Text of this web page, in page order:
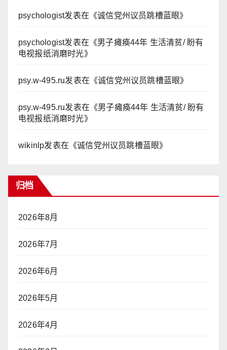
psychologist发表在《诚信党州议员跳槽蓝眼》
psychologist发表在《男子瘫痪44年 生活清贫/ 盼有
电视报纸消磨时光》
psy.w-495.ru发表在《诚信党州议员跳槽蓝眼》
psy.w-495.ru发表在《男子瘫痪44年 生活清贫/ 盼有
电视报纸消磨时光》
wikinlp发表在《诚信党州议员跳槽蓝眼》
归档
2026年8月
2026年7月
2026年6月
2026年5月
2026年4月